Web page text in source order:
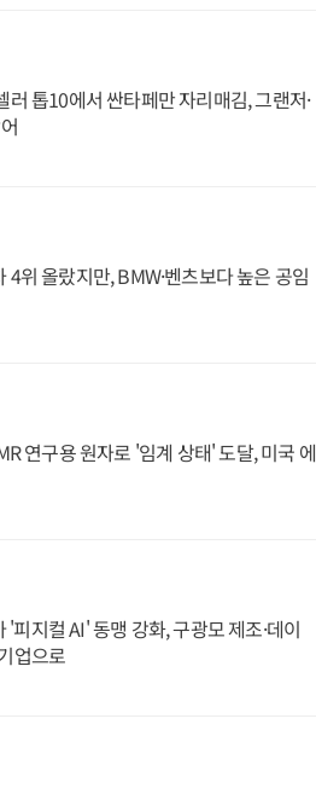
톱10에서 싼타페만 자리매김, 그랜저·
위 올랐지만, BMW·벤츠보다 높은 공임
연구용 원자로 '임계 상태' 도달, 미국 에
지컬 AI' 동맹 강화, 구광모 제조·데이
업으로